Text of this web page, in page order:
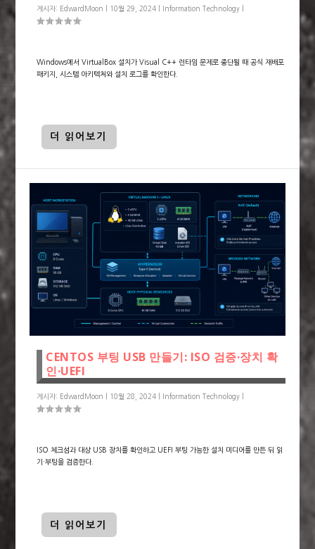
게시자: EdwardMoon 10월 29, 2024 Information Technology
Windows에서 VirtualBox 설치가 Visual C++ 런타임 문제로 중단될 때 공식 재배포
패키지, 시스템 아키텍처와 설치 로그를 확인한다.
더 읽어보기
CENTOS 부팅 USB 만들기: ISO 검증·장치 확
인·UEFI
게시자: EdwardMoon 10월 28, 2024 Information Technology
ISO 체크섬과 대상 USB 장치를 확인하고 UEFI 부팅 가능한 설치 미디어를 만든 뒤 읽
기·부팅을 검증한다.
더 읽어보기